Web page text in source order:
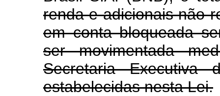
renda e adicionais não
em conta bloqueada
ser movimentada
Secretaria Executiva
estabelecidas nesta Lei.